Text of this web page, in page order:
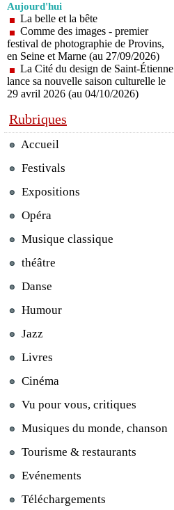
Aujourd'hui
La belle et la bête
Comme des images - premier
festival de photographie de Provins,
en Seine et Marne (au 27/09/2026)
La Cité du design de Saint-Étienne
lance sa nouvelle saison culturelle le
29 avril 2026 (au 04/10/2026)
Rubriques
Accueil
Festivals
Expositions
Opéra
Musique classique
théâtre
Danse
Humour
Jazz
Livres
Cinéma
Vu pour vous, critiques
Musiques du monde, chanson
Tourisme & restaurants
Evénements
Téléchargements